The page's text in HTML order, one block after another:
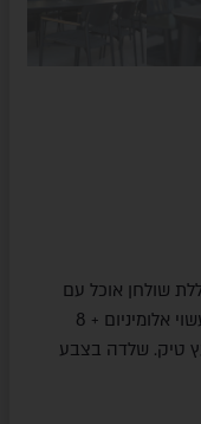
שולחן אוכל עם
פלטת קרמיקה בגוון אפור כהה עם גידים עשוי אלומיניום + 8
טיק. שלדה בצבע